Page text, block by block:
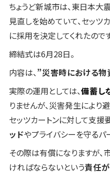
ちょうど新城市は、東日本
見直しを始めていて、セッツ
に採用を決定してくれたので
締結式は6月28日。
内容は、”災害時における
実際の運用としては、備蓄し
りませんが、災害発生により
セッツカートンに対して支援
ッドやプライバシーを守るパ
その際は有償になりますが
ければならないという責任